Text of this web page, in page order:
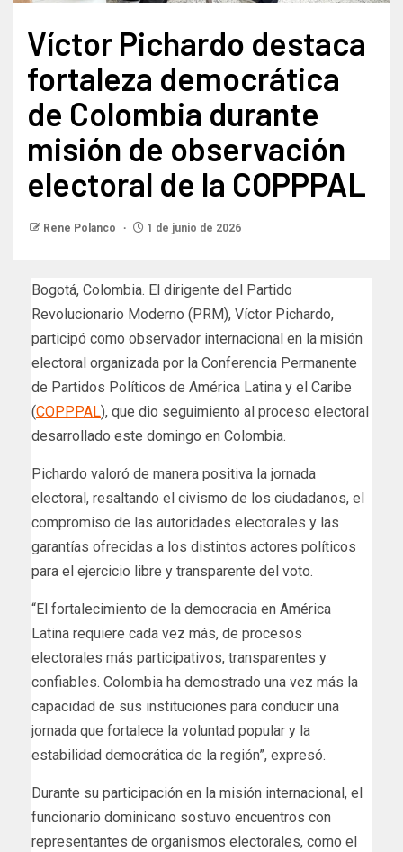
Víctor Pichardo destaca
fortaleza democrática
de Colombia durante
misión de observación
electoral de la COPPPAL
Rene Polanco 1 de junio de 2026
Bogotá, Colombia. El dirigente del Partido
Revolucionario Moderno (PRM), Víctor Pichardo,
participó como observador internacional en la misión
electoral organizada por la Conferencia Permanente
de Partidos Políticos de América Latina y el Caribe
(COPPPAL), que dio seguimiento al proceso electoral
desarrollado este domingo en Colombia.
Pichardo valoró de manera positiva la jornada
electoral, resaltando el civismo de los ciudadanos, el
compromiso de las autoridades electorales y las
garantías ofrecidas a los distintos actores políticos
para el ejercicio libre y transparente del voto.
“El fortalecimiento de la democracia en América
Latina requiere cada vez más, de procesos
electorales más participativos, transparentes y
confiables. Colombia ha demostrado una vez más la
capacidad de sus instituciones para conducir una
jornada que fortalece la voluntad popular y la
estabilidad democrática de la región”, expresó.
Durante su participación en la misión internacional, el
funcionario dominicano sostuvo encuentros con
representantes de organismos electorales, como el